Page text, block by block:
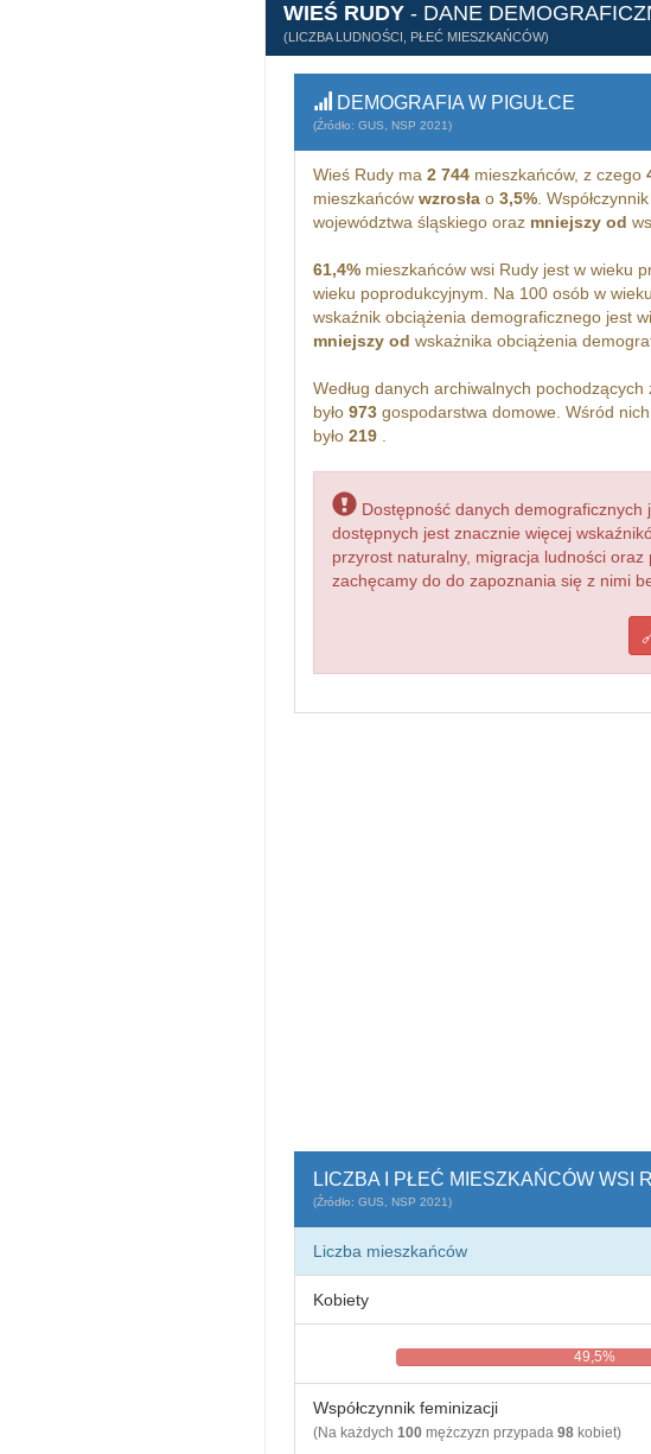
WIEŚ RUDY - DANE
(LICZBA LUDNOŚCI, PŁEĆ MIESZKAŃCÓW)
DEMOGRAFIA W PIGUŁCE
(Źródło: GUS, NSP 2021)
Wieś Rudy ma 2 744mieszkańców, z czego
mieszkańców wzrosłao 3,5%.
województwa śląskiego oraz mniejszy od
61,4%mieszkańców wsi Rudy jest w wieku
wieku poprodukcyjnym. Na 100 osób w
wskaźnik obciążenia demograficznego jest
mniejszy od wskażnika obciążenia
Według danych archiwalnych
było 973gospodarstwa domowe. Wśród
było 219.
Dostępność danych demograficznych
dostępnych jest znacznie więcej
przyrost naturalny, migracja ludności
zachęcamy do do zapoznania się z nimi
LICZBA I PŁEĆ MIESZKAŃCÓW WSI
(Źródło: GUS, NSP 2021)
Liczba mieszkańców
Kobiety
49,5%
Współczynnik feminizacji
(Na każdych 100mężczyzn przypada 98kobiet)